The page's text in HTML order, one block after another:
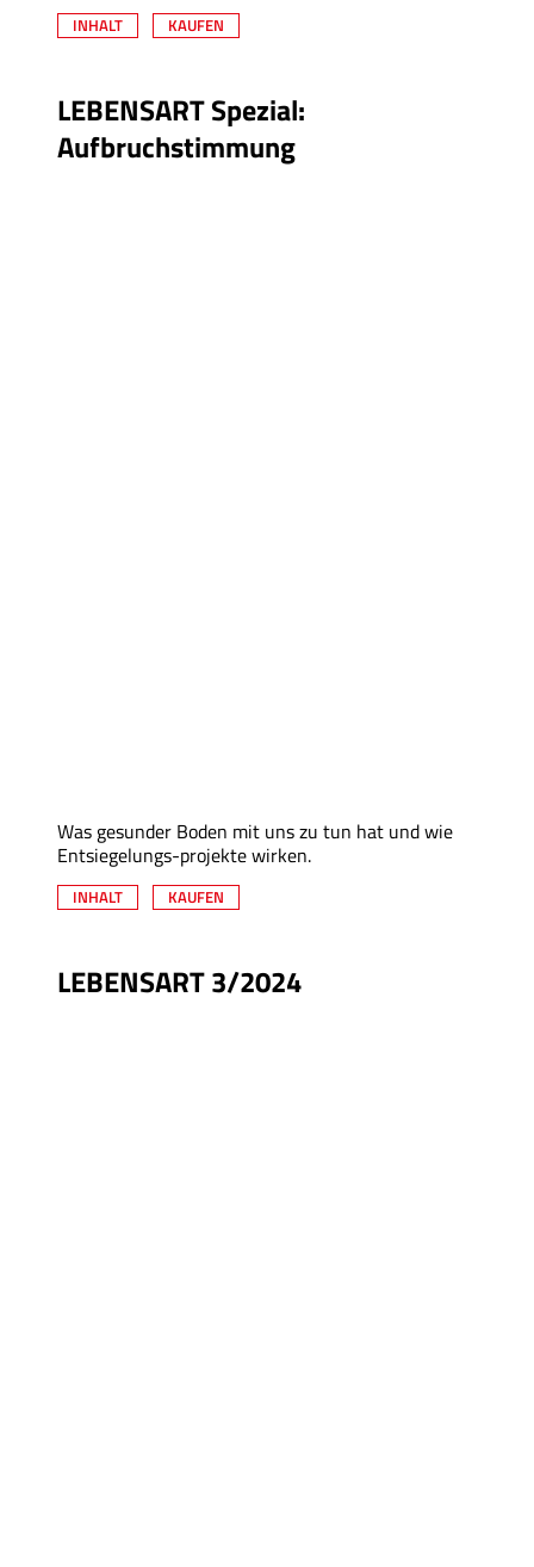
INHALT KAUFEN
LEBENSART Spezial:
Aufbruchstimmung
Was gesunder Boden mit uns zu tun hat und wie
Entsiegelungs-projekte wirken.
INHALT KAUFEN
LEBENSART 3/2024